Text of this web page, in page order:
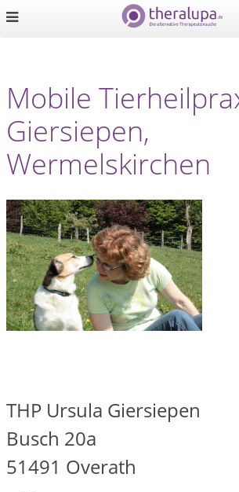
Mobile
Giersiepen,
Wermelskirchen
THP Ursula Giersiepen
Busch 20a
51491 Overath